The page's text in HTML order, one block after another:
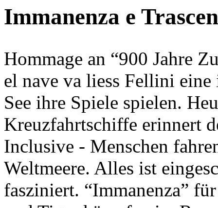
Immanenza e
Hommage an “900 Jahre
el nave va liess Fellini
See ihre Spiele spielen.
Kreuzfahrtschiffe erinnert
Inclusive - Menschen
Weltmeere. Alles ist
fasziniert. “Immanenza”